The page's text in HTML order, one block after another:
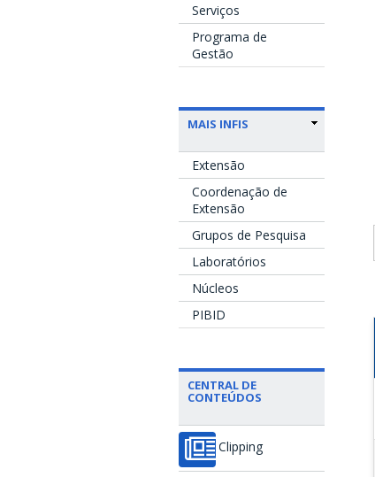
Serviços
Programa de
Gestão
MAIS INFIS
Extensão
Coordenação de
Extensão
Grupos de Pesquisa
Laboratórios
Núcleos
PIBID
CENTRAL DE
CONTEÚDOS
Clipping